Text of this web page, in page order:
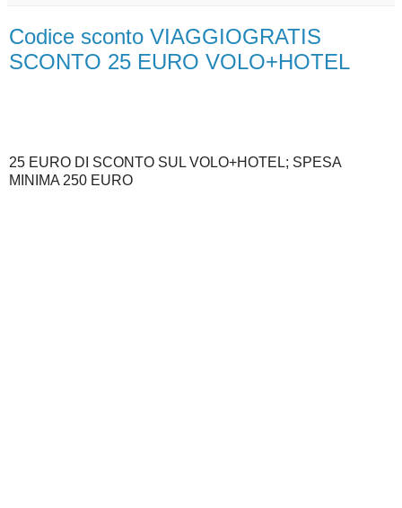
Codice sconto VIAGGIOGRATIS
SCONTO 25 EURO VOLO+HOTEL
25 EURO DI SCONTO SUL VOLO+HOTEL; SPESA
MINIMA 250 EURO